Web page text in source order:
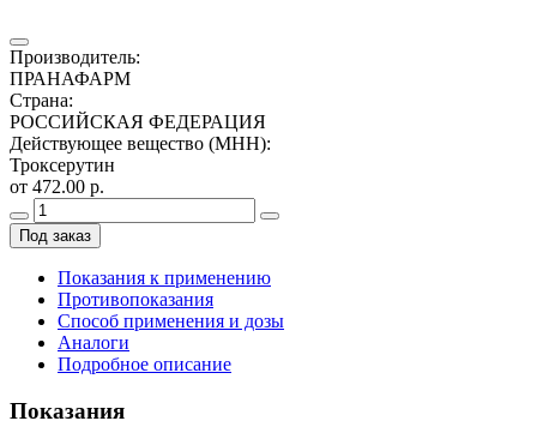
Производитель:
ПРАНАФАРМ
Страна:
РОССИЙСКАЯ ФЕДЕРАЦИЯ
Действующее вещество (МНН):
Троксерутин
от 472.00 р.
Под заказ
Показания к применению
Противопоказания
Способ применения и дозы
Аналоги
Подробное описание
Показания